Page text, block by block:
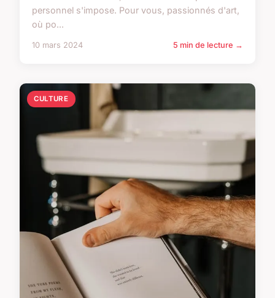
personnel s'impose. Pour vous, passionnés d'art,
où po...
10 mars 2024 5 min de lecture →
CULTURE